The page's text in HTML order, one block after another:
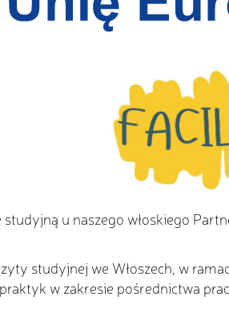
u naszego włoskiego
studyjnej we Włoszech, w
w zakresie pośrednictwa